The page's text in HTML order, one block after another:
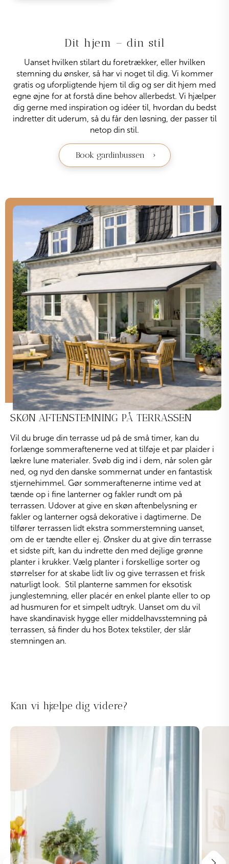
Dit hjem – din stil
Uanset hvilken stilart du foretrækker, eller hvilken
stemning du ønsker, så har vi noget til dig. Vi kommer
gratis og uforpligtende hjem til dig og ser dit hjem med
egne øjne for at forstå dine behov allerbedst. Vi hjælper
dig gerne med inspiration og idéer til, hvordan du bedst
indretter dit uderum, så du får den løsning, der passer til
netop din stil.
Book gardinbussen
SKØN AFTENSTEMNING PÅ TERRASSEN
Vil du bruge din terrasse ud på de små timer, kan du
forlænge sommeraftenerne ved at tilføje et par plaider i
lækre lune materialer. Svøb dig ind i dem, når solen går
ned, og nyd den danske sommernat under en fantastisk
stjernehimmel. Gør sommeraftenerne intime ved at
tænde op i fine lanterner og fakler rundt om på
terrassen. Udover at give en skøn aftenbelysning er
fakler og lanterner også dekorative i dagtimerne. De
tilfører terrassen lidt ekstra sommerstemning uanset,
om de er tændte eller ej. Ønsker du at give din terrasse
et sidste pift, kan du indrette den med dejlige grønne
planter i krukker. Vælg planter i forskellige sorter og
størrelser for at skabe lidt liv og give terrassen et frisk
naturligt look. Stil planterne sammen for eksotisk
junglestemning, eller placér en enkel plante eller to op
ad husmuren for et simpelt udtryk. Uanset om du vil
have skandinavisk hygge eller middelhavsstemning på
terrassen, så finder du hos Botex tekstiler, der slår
stemningen an.
Kan vi hjælpe dig videre?